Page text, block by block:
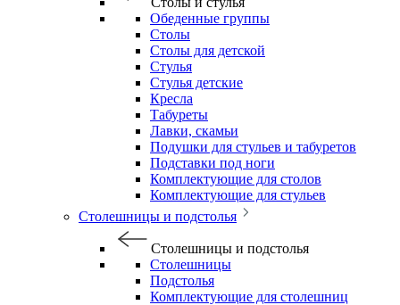
Обеденные группы
Столы
Столы для детской
Стулья
Стулья детские
Кресла
Табуреты
Лавки, скамьи
Подушки для стульев и табуретов
Подставки под ноги
Комплектующие для столов
Комплектующие для стульев
Столешницы и подстолья
Столешницы и подстолья
Столешницы
Подстолья
Комплектующие для столешниц